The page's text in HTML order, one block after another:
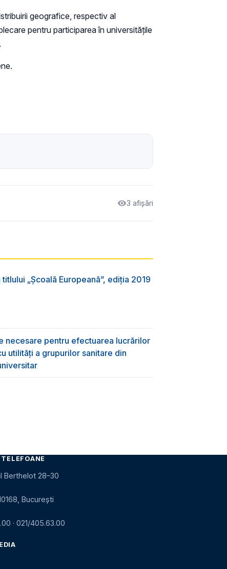
geografice, respectiv al
pentru participarea în universitățile
3 afișări
„Şcoală Europeană”, ediția 2019
necesare pentru efectuarea lucrărilor
utilități a grupurilor sanitare din
Berthelot 28–30
București
· 021/405.63.00